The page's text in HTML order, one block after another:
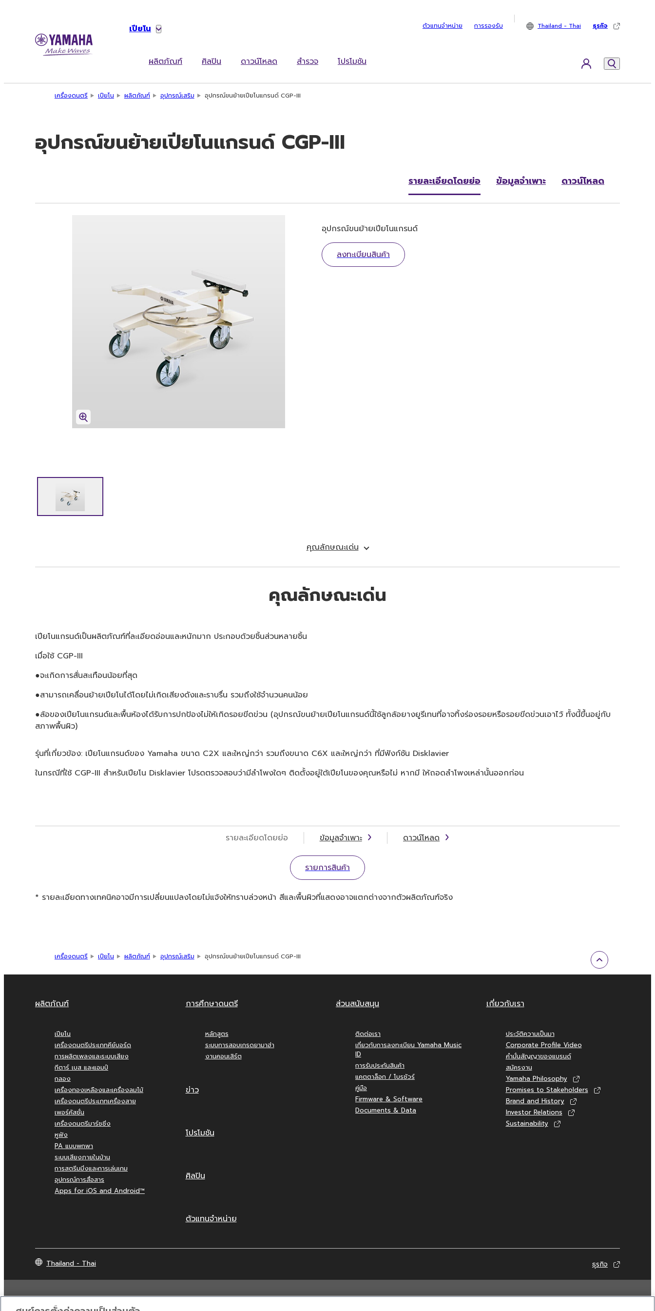
เปียโน
ผลิตภัณฑ์ ศิลปิน ดาวน์โหลด สำรวจ โปรโมชัน
ตัวแทนจำหน่าย การรองรับ Thailand - Thai ธุรกิจ
เครื่องดนตรี เปียโน ผลิตภัณฑ์ อุปกรณ์เสริม อุปกรณ์ขนย้ายเปียโนแกรนด์ CGP-III
อุปกรณ์ขนย้ายเปียโนแกรนด์ CGP-III
รายละเอียดโดยย่อ ข้อมูลจำเพาะ ดาวน์โหลด
อุปกรณ์ขนย้ายเปียโนแกรนด์
ลงทะเบียนสินค้า
คุณลักษณะเด่น
คุณลักษณะเด่น
เปียโนแกรนด์เป็นผลิตภัณฑ์ที่ละเอียดอ่อนและหนักมาก ประกอบด้วยชิ้นส่วนหลายชิ้น
เมื่อใช้ CGP-III
●จะเกิดการสั่นสะเทือนน้อยที่สุด
●สามารถเคลื่อนย้ายเปียโนได้โดยไม่เกิดเสียงดังและราบรื่น รวมถึงใช้จำนวนคนน้อย
●ล้อของเปียโนแกรนด์และพื้นห้องได้รับการปกป้องไม่ให้เกิดรอยขีดข่วน (อุปกรณ์ขนย้ายเปียโนแกรนด์นี้ใช้ลูกล้อยางยูรีเทนที่อาจทิ้งร่องรอยหรือรอยขีดข่วนเอาไว้ ทั้งนี้ขึ้นอยู่กับ
สภาพพื้นผิว)
รุ่นที่เกี่ยวข้อง: เปียโนแกรนด์ของ Yamaha ขนาด C2X และใหญ่กว่า รวมถึงขนาด C6X และใหญ่กว่า ที่มีฟังก์ชัน Disklavier
ในกรณีที่ใช้ CGP-III สำหรับเปียโน Disklavier โปรดตรวจสอบว่ามีลำโพงใดๆ ติดตั้งอยู่ใต้เปียโนของคุณหรือไม่ หากมี ให้ถอดลำโพงเหล่านั้นออกก่อน
รายละเอียดโดยย่อ ข้อมูลจำเพาะ ดาวน์โหลด
รายการสินค้า
* รายละเอียดทางเทคนิคอาจมีการเปลี่ยนแปลงโดยไม่แจ้งให้ทราบล่วงหน้า สีและพื้นผิวที่แสดงอาจแตกต่างจากตัวผลิตภัณฑ์จริง
เครื่องดนตรี เปียโน ผลิตภัณฑ์ อุปกรณ์เสริม อุปกรณ์ขนย้ายเปียโนแกรนด์ CGP-III
ผลิตภัณฑ์
เปียโน
เครื่องดนตรีประเภทคีย์บอร์ด
การผลิตเพลงและระบบเสียง
กีตาร์ เบส และแอมป์
กลอง
เครื่องทองเหลืองและเครื่องลมไม้
เครื่องดนตรีประเภทเครื่องสาย
เพอร์คัสชั่น
เครื่องดนตรีมาร์ชชิ่ง
หูฟัง
PA แบบพกพา
ระบบเสียงภายในบ้าน
การสตรีมมิ่งและการเล่นเกม
อุปกรณ์การสื่อสาร
Apps for iOS and Android™
การศึกษาดนตรี
หลักสูตร
ระบบการสอบเกรดยามาฮ่า
งานคอนเสิร์ต
ข่าว
โปรโมชัน
ศิลปิน
ตัวแทนจำหน่าย
ส่วนสนับสนุน
ติดต่อเรา
เกี่ยวกับการลงทะเบียน Yamaha Music
ID
การรับประกันสินค้า
แคตตาล็อก / โบรชัวร์
คู่มือ
Firmware & Software
Documents & Data
เกี่ยวกับเรา
ประวัติความเป็นมา
Corporate Profile Video
คำมั่นสัญญาของแบรนด์
สมัครงาน
Yamaha Philosophy
Promises to Stakeholders
Brand and History
Investor Relations
Sustainability
Thailand - Thai ธุรกิจ